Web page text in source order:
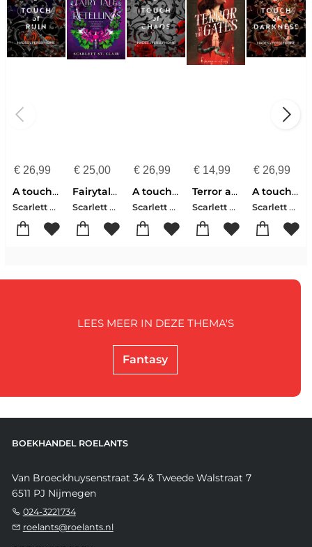
€26,99
A touch of ruin
Scarlett St. Clair
€25,00
Fairytale retellings
Scarlett St. Clair
€ 26,99
A touch of chaos
Scarlett St. Clair
€ 14,99
Terror at the Gates
Scarlett St. Clair
€ 26,99
A touch of darkness
Scarlett St. Clair
Fantasy
LEES MEER IN DEZE THEMA'S
BOEKHANDEL ROELANTS
Van Broeckhuysenstraat 34 & Tweede Walstraat 7
6511 PJ Nijmegen
024-3221734
roelants@roelants.nl